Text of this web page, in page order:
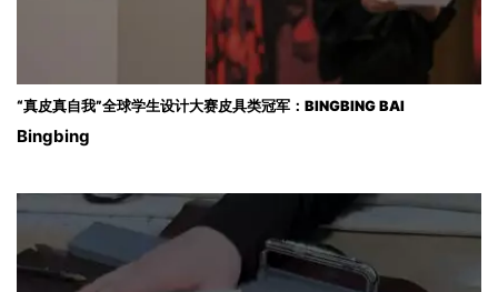
“真皮真自我”全球学生设计大赛皮具类冠军：BINGBING BAI
Bingbing